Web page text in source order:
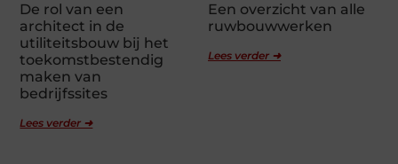
De rol van een
architect in de
utiliteitsbouw bij het
toekomstbestendig
maken van
bedrijfssites
Lees verder ➜
Een overzicht van alle
ruwbouwwerken
Lees verder ➜